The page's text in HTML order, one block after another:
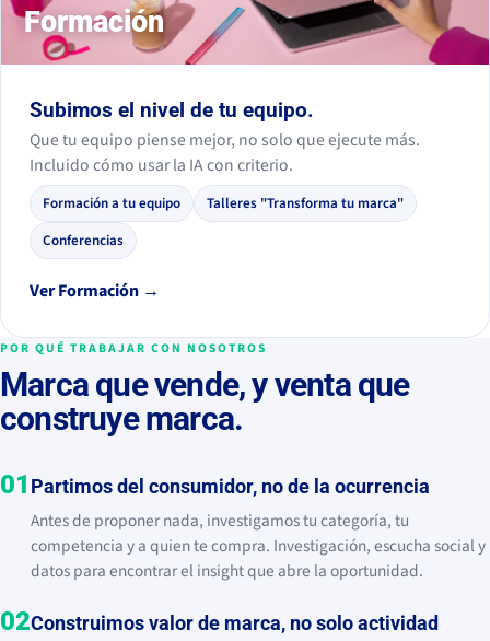
Formación
Subimos el nivel de tu equipo.
Que tu equipo piense mejor, no solo que ejecute más.
Incluido cómo usar la IA con criterio.
Formación a tu equipo
Talleres "Transforma tu marca"
Conferencias
Ver Formación →
POR QUÉ TRABAJAR CON NOSOTROS
Marca que vende, y venta que
construye marca.
01 Partimos del consumidor, no de la ocurrencia
Antes de proponer nada, investigamos tu categoría, tu
competencia y a quien te compra. Investigación, escucha social y
datos para encontrar el insight que abre la oportunidad.
02Construimos valor de marca, no solo actividad